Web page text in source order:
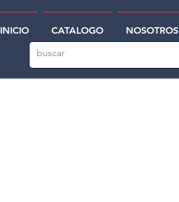
INICIO CATALOGO NOSOTROS